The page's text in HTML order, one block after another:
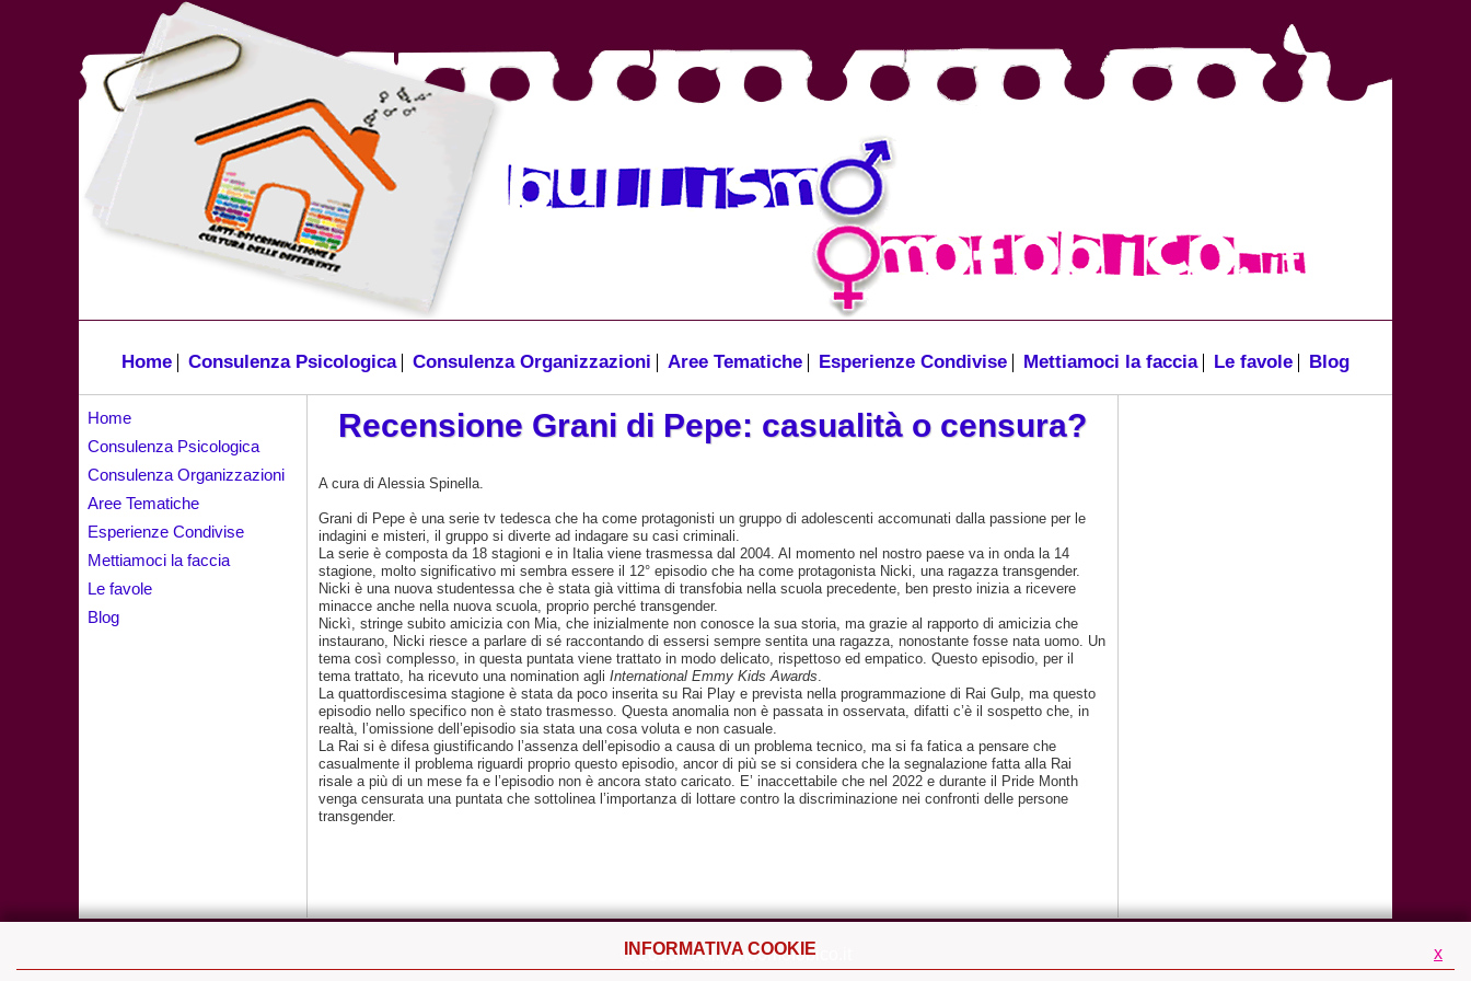
Home Consulenza Psicologica Consulenza Organizzazioni Aree Tematiche Esperienze Condivise Mettiamoci la faccia Le favole Blog
Home
Consulenza Psicologica
Consulenza Organizzazioni
Aree Tematiche
Esperienze Condivise
Mettiamoci la faccia
Le favole
Blog
Recensione Grani di Pepe: casualità o censura?
A cura di Alessia Spinella.
Grani di Pepe è una serie tv tedesca che ha come protagonisti un gruppo di adolescenti accomunati dalla passione per le
indagini e misteri, il gruppo si diverte ad indagare su casi criminali.
La serie è composta da 18 stagioni e in Italia viene trasmessa dal 2004. Al momento nel nostro paese va in onda la 14
stagione, molto significativo mi sembra essere il 12° episodio che ha come protagonista Nicki, una ragazza transgender.
Nicki è una nuova studentessa che è stata già vittima di transfobia nella scuola precedente, ben presto inizia a ricevere
minacce anche nella nuova scuola, proprio perché transgender.
Nickì, stringe subito amicizia con Mia, che inizialmente non conosce la sua storia, ma grazie al rapporto di amicizia che
instaurano, Nicki riesce a parlare di sé raccontando di essersi sempre sentita una ragazza, nonostante fosse nata uomo. Un
tema così complesso, in questa puntata viene trattato in modo delicato, rispettoso ed empatico. Questo episodio, per il
tema trattato, ha ricevuto una nomination agli International Emmy Kids Awards.
La quattordiscesima stagione è stata da poco inserita su Rai Play e prevista nella programmazione di Rai Gulp, ma questo
episodio nello specifico non è stato trasmesso. Questa anomalia non è passata in osservata, difatti c’è il sospetto che, in
realtà, l’omissione dell’episodio sia stata una cosa voluta e non casuale.
La Rai si è difesa giustificando l’assenza dell’episodio a causa di un problema tecnico, ma si fa fatica a pensare che
casualmente il problema riguardi proprio questo episodio, ancor di più se si considera che la segnalazione fatta alla Rai
risale a più di un mese fa e l’episodio non è ancora stato caricato. E’ inaccettabile che nel 2022 e durante il Pride Month
venga censurata una puntata che sottolinea l’importanza di lottare contro la discriminazione nei confronti delle persone
transgender.
© 2013 - bullismoomofobico.it x
INFORMATIVA COOKIE